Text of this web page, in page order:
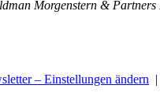
Morgenstern & Partners
– Einstellungen ändern